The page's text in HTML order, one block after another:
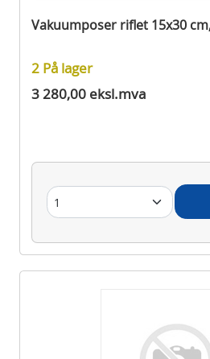
Vakuumposer riflet 15x30
2 På lager
3 280,00 eksl.mva